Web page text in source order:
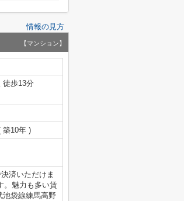
情報の見方
【マンション】
徒歩13分
築10年 )
済いただけま
。魅力も多い賃
池袋線練馬高野